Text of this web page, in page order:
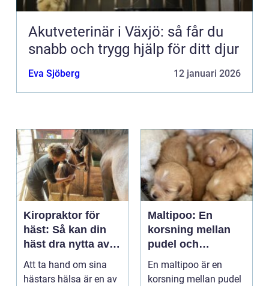
Akutveterinär i Växjö: så får du
snabb och trygg hjälp för ditt djur
Eva Sjöberg 12 januari 2026
Kiropraktor för
häst: Så kan din
häst dra nytta av
behandling
Att ta hand om sina
hästars hälsa är en av
Maltipoo: En
korsning mellan
pudel och
malteser
En maltipoo är en
korsning mellan pudel